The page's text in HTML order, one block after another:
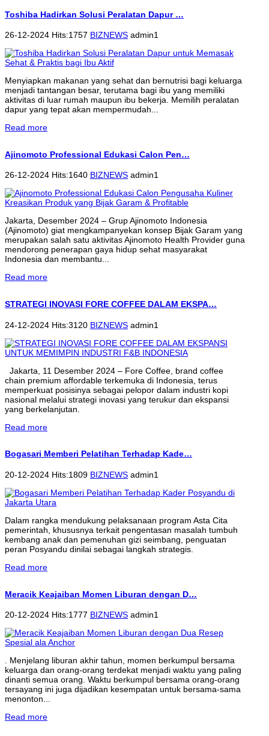
Toshiba Hadirkan Solusi Peralatan Dapur …
26-12-2024 Hits:1757 BIZNEWS admin1
Menyiapkan makanan yang sehat dan bernutrisi bagi keluarga
menjadi tantangan besar, terutama bagi ibu yang memiliki
aktivitas di luar rumah maupun ibu bekerja. Memilih peralatan
dapur yang tepat akan mempermudah...
Read more
Ajinomoto Professional Edukasi Calon Pen…
26-12-2024 Hits:1640 BIZNEWS admin1
Jakarta, Desember 2024 – Grup Ajinomoto Indonesia
(Ajinomoto) giat mengkampanyekan konsep Bijak Garam yang
merupakan salah satu aktivitas Ajinomoto Health Provider guna
mendorong penerapan gaya hidup sehat masyarakat
Indonesia dan membantu...
Read more
STRATEGI INOVASI FORE COFFEE DALAM EKSPA…
24-12-2024 Hits:3120 BIZNEWS admin1
Jakarta, 11 Desember 2024 – Fore Coffee, brand coffee
chain premium affordable terkemuka di Indonesia, terus
memperkuat posisinya sebagai pelopor dalam industri kopi
nasional melalui strategi inovasi yang terukur dan ekspansi
yang berkelanjutan.
Read more
Bogasari Memberi Pelatihan Terhadap Kade…
20-12-2024 Hits:1809 BIZNEWS admin1
Dalam rangka mendukung pelaksanaan program Asta Cita
pemerintah, khususnya terkait pengentasan masalah tumbuh
kembang anak dan pemenuhan gizi seimbang, penguatan
peran Posyandu dinilai sebagai langkah strategis.
Read more
Meracik Keajaiban Momen Liburan dengan D…
20-12-2024 Hits:1777 BIZNEWS admin1
. Menjelang liburan akhir tahun, momen berkumpul bersama
keluarga dan orang-orang terdekat menjadi waktu yang paling
dinanti semua orang. Waktu berkumpul bersama orang-orang
tersayang ini juga dijadikan kesempatan untuk bersama-sama
menonton...
Read more